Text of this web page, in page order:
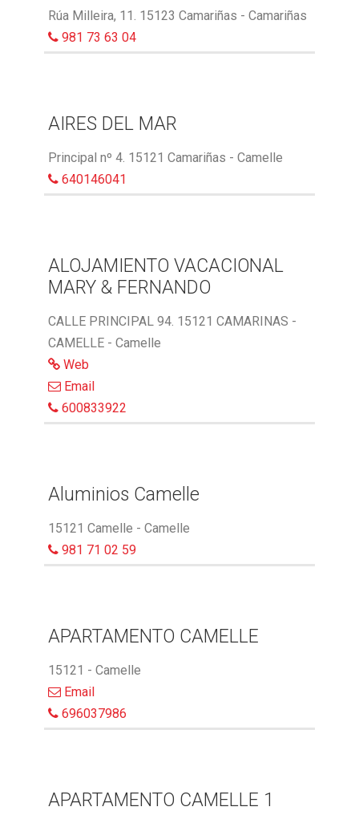
Rúa Milleira, 11. 15123 Camariñas - Camariñas
981 73 63 04
AIRES DEL MAR
Principal nº 4. 15121 Camariñas - Camelle
640146041
ALOJAMIENTO VACACIONAL
MARY & FERNANDO
CALLE PRINCIPAL 94. 15121 CAMARINAS -
CAMELLE - Camelle
Web
Email
600833922
Aluminios Camelle
15121 Camelle - Camelle
981 71 02 59
APARTAMENTO CAMELLE
15121 - Camelle
Email
696037986
APARTAMENTO CAMELLE 1